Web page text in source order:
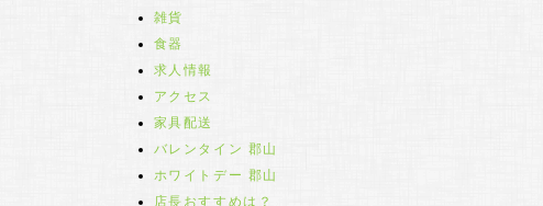
雑貨
食器
求人情報
アクセス
家具配送
バレンタイン 郡山
ホワイトデー 郡山
店長おすすめは？